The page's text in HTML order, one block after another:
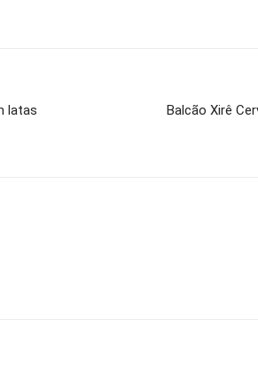
latas
Balcão Xirê